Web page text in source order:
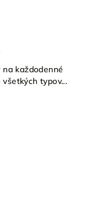
na každodenné
typov...